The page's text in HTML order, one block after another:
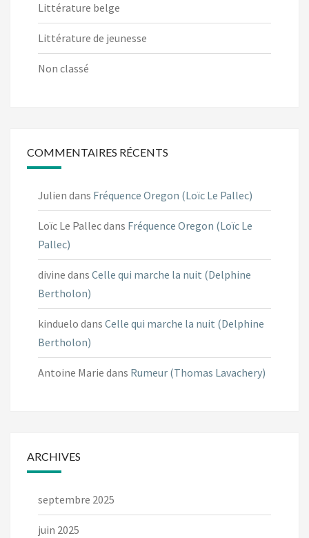
Littérature belge
Littérature de jeunesse
Non classé
COMMENTAIRES RÉCENTS
Julien dans Fréquence Oregon (Loïc Le Pallec)
Loïc Le Pallecdans Fréquence Oregon (Loïc Le
Pallec)
divine dans Celle qui marche la nuit (Delphine
Bertholon)
kinduelo dans Celle qui marche la nuit (Delphine
Bertholon)
Antoine Marie dans Rumeur (Thomas Lavachery)
ARCHIVES
septembre 2025
juin 2025